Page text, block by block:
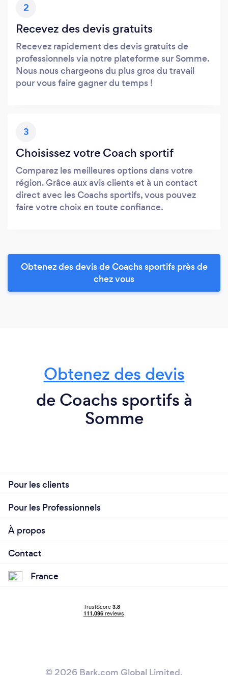
2
Recevez des devis gratuits
Recevez rapidement des devis gratuits de
professionnels via notre plateforme sur Somme.
Nous nous chargeons du plus gros du travail
pour vous faire gagner du temps !
3
Choisissez votre Coach sportif
Comparez les meilleures options dans votre
région. Grâce aux avis clients et à un contact
direct avec les Coachs sportifs, vous pouvez
faire votre choix en toute confiance.
Obtenez des devis de Coachs sportifs près de
chez vous
Obtenez des devis
de Coachs sportifs à
Somme
Pour les clients
Pour les Professionnels
À propos
Contact
France
© 2026 Bark.com Global Limited.